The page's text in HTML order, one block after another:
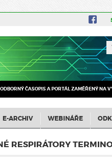
ODBORNÝ ČASOPIS A PORTÁL ZAMĚŘENÝ NA
E-ARCHIV WEBINÁŘE
RESPIRÁTORY